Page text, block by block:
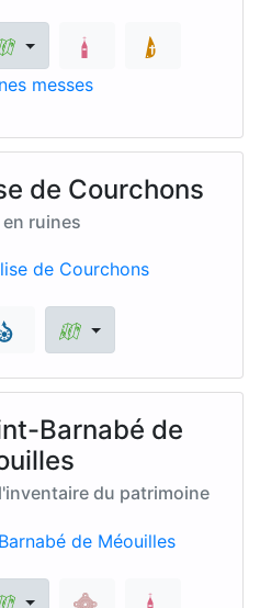
messes
de Courchons
ruines
Barnabé de
du patrimoine